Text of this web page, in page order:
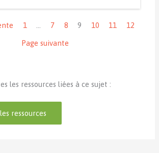
1 7 8 9 10 11 12
Page suivante
les ressources liées à ce sujet :
ressources